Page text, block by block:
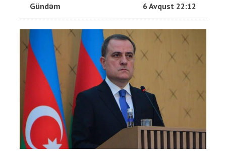
Gündəm 6 Avqust 22:12